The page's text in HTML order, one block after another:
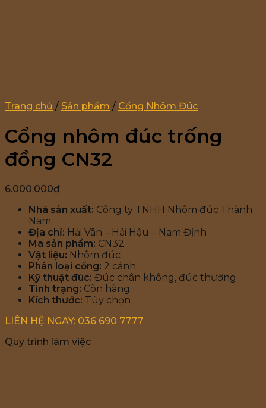
Trang chủ / Sản phẩm / Cổng Nhôm Đúc
Cổng nhôm đúc trống
đồng CN32
6.000.000₫
Nhà sản xuất: Công ty TNHH Nhôm đúc Thành
Nam
Địa chỉ: Hải Vân – Hải Hậu – Nam Định
Mã sản phẩm: CN32
Vật liệu: Nhôm đúc
Phân loại cổng: 2 cánh
Kỹ thuật đúc: Đúc chân không, đúc thường
Tình trạng: Còn hàng
Kích thước: Tùy chọn
LIÊN HỆ NGAY: 036 690 7777
Quy trình làm việc